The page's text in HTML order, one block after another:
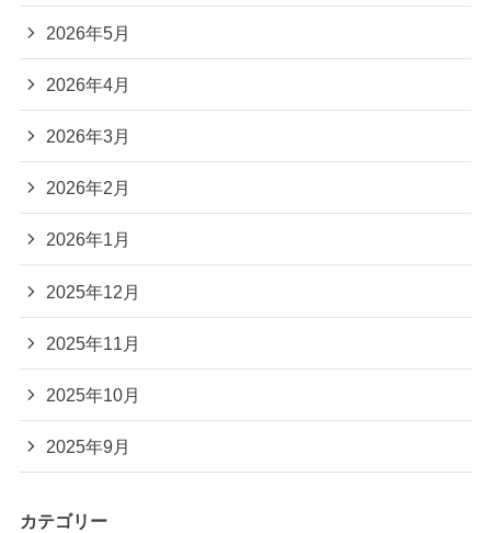
2026年5月
2026年4月
2026年3月
2026年2月
2026年1月
2025年12月
2025年11月
2025年10月
2025年9月
カテゴリー